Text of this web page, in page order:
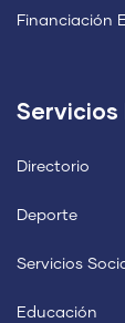
Financiación
Servicios
Directorio
Deporte
Servicios
Educación